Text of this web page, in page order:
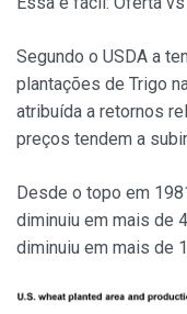
Segundo o USDA a
plantações de Trigo
atribuída a retornos
preços tendem a
Desde o topo em
diminuiu em mais de
diminuiu em mais de